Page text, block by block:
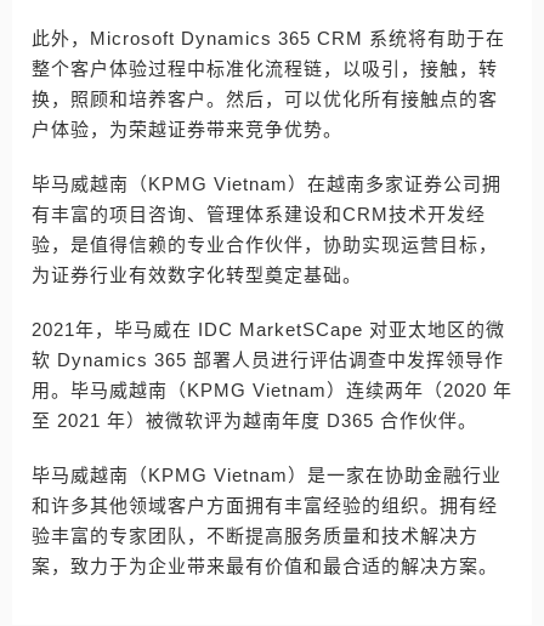
此外，Microsoft Dynamics 365 CRM 系统将有助于在
整个客户体验过程中标准化流程链，以吸引，接触，转
换，照顾和培养客户。然后，可以优化所有接触点的客
户体验，为荣越证券带来竞争优势。
毕马威越南（KPMG Vietnam）在越南多家证券公司拥
有丰富的项目咨询、管理体系建设和CRM技术开发经
验，是值得信赖的专业合作伙伴，协助实现运营目标，
为证券行业有效数字化转型奠定基础。
2021年，毕马威在 IDC MarketSCape 对亚太地区的微
软 Dynamics 365 部署人员进行评估调查中发挥领导作
用。毕马威越南（KPMG Vietnam）连续两年（2020 年
至 2021 年）被微软评为越南年度 D365 合作伙伴。
毕马威越南（KPMG Vietnam）是一家在协助金融行业
和许多其他领域客户方面拥有丰富经验的组织。拥有经
验丰富的专家团队，不断提高服务质量和技术解决方
案，致力于为企业带来最有价值和最合适的解决方案。